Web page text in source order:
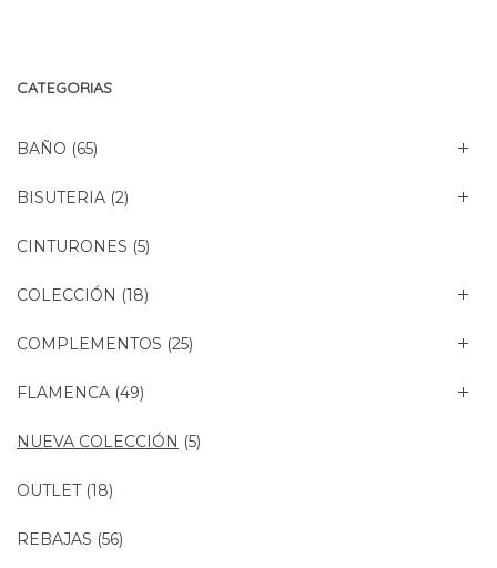
CATEGORIAS
BAÑO (65)
BISUTERIA (2)
CINTURONES (5)
COLECCIÓN (18)
COMPLEMENTOS (25)
FLAMENCA (49)
NUEVA COLECCIÓN (5)
OUTLET (18)
REBAJAS (56)